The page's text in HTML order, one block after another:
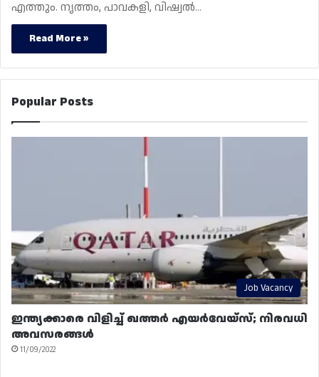
എത്തും. നൃത്തം, പാവകളി, വിഷ്വൽ…
Read More »
Popular Posts
Job Vacancy
ഇന്ത്യക്കാരെ വിളിച്ച് ഖത്തർ എയർവേയ്‌സ്; നിരവധി
അവസരങ്ങൾ
11/09/2022